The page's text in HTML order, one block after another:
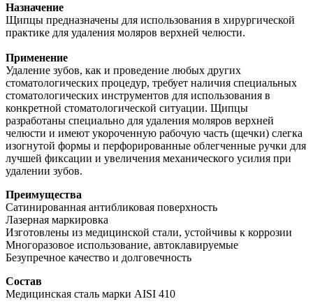
Назначение
Щипцы предназначены для использования в хирургической
практике для удаления моляров верхней челюсти.
Применение
Удаление зубов, как и проведение любых других
стоматологических процедур, требует наличия специальных
стоматологических инструментов для использования в
конкретной стоматологической ситуации. Щипцы
разработаны специально для удаления моляров верхней
челюсти и имеют укороченную рабочую часть (щечки) слегка
изогнутой формы и перфорированные облегченные ручки для
лучшей фиксации и увеличения механического усилия при
удалении зубов.
Преимущества
Сатинированная антибликовая поверхность
Лазерная маркировка
Изготовлены из медицинской стали, устойчивы к коррозии
Многоразовое использование, автоклавируемые
Безупречное качество и долговечность
Состав
Медицинская сталь марки AISI 410